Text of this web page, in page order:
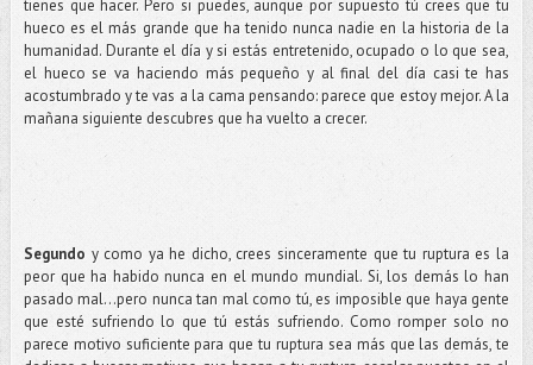
tienes que hacer. Pero si puedes, aunque por supuesto tú crees que tu
hueco es el más grande que ha tenido nunca nadie en la historia de la
humanidad. Durante el día y si estás entretenido, ocupado o lo que sea,
el hueco se va haciendo más pequeño y al final del día casi te has
acostumbrado y te vas a la cama pensando: parece que estoy mejor. A la
mañana siguiente descubres que ha vuelto a crecer.
Segundo y como ya he dicho, crees sinceramente que tu ruptura es la
peor que ha habido nunca en el mundo mundial. Si, los demás lo han
pasado mal...pero nunca tan mal como tú, es imposible que haya gente
que esté sufriendo lo que tú estás sufriendo. Como romper solo no
parece motivo suficiente para que tu ruptura sea más que las demás, te